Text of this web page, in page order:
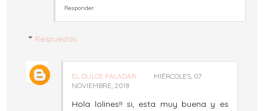
Responder
Respuestas
EL DULCE PALADAR
MIÉRCOLES, 07
NOVIEMBRE, 2018
Hola lolines!! si, esta muy buena y es